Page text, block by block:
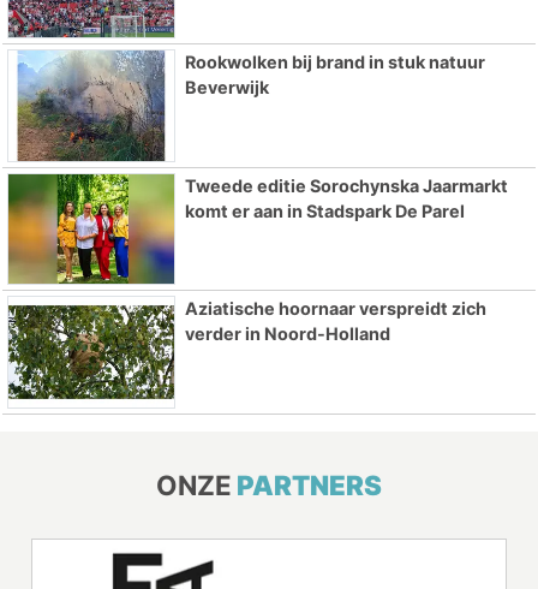
Rookwolken bij brand in stuk natuur
Beverwijk
Tweede editie Sorochynska Jaarmarkt
komt er aan in Stadspark De Parel
Aziatische hoornaar verspreidt zich
verder in Noord-Holland
ONZE PARTNERS